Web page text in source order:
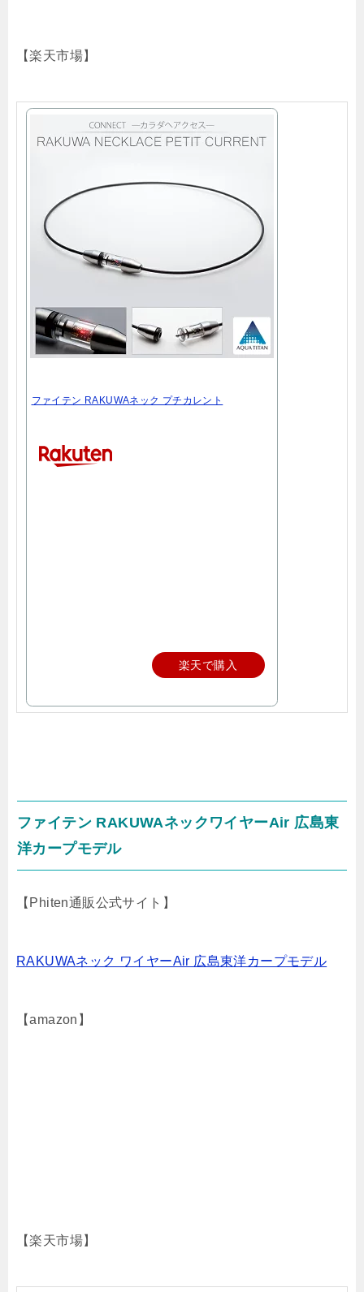
【楽天市場】
ファイテン RAKUWAネック プチカレント
楽天で購入
ファイテン RAKUWAネックワイヤーAir 広島東
洋カープモデル
【Phiten通販公式サイト】
RAKUWAネック ワイヤーAir 広島東洋カープモデル
【amazon】
【楽天市場】